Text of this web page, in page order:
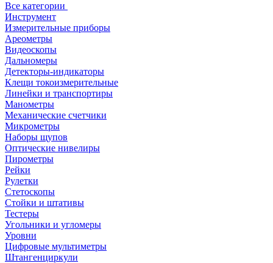
Все категории
Инструмент
Измерительные приборы
Ареометры
Видеоскопы
Дальномеры
Детекторы-индикаторы
Клещи токоизмерительные
Линейки и транспортиры
Манометры
Механические счетчики
Микрометры
Наборы щупов
Оптические нивелиры
Пирометры
Рейки
Рулетки
Стетоскопы
Стойки и штативы
Тестеры
Угольники и угломеры
Уровни
Цифровые мультиметры
Штангенциркули